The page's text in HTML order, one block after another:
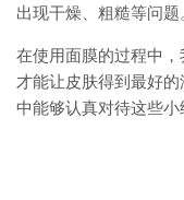
出现干燥、粗糙等问题
在使用面膜的过程中
才能让皮肤得到最好
中能够认真对待这些小